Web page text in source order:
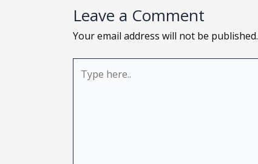
Leave a Comment
Your email address will not be published.
here..